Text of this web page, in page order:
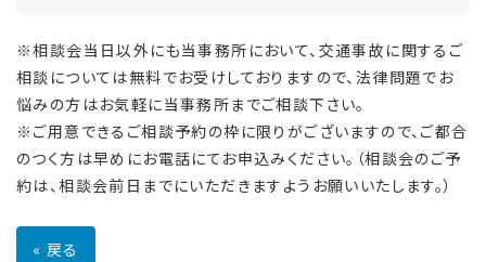
※相談会当日以外にも当事務所において、交通事故に関するご
相談については無料でお受けしておりますので、法律問題でお
悩みの方はお気軽に当事務所までご相談下さい。
※ご用意できるご相談予約の枠に限りがございますので、ご都合
のつく方は早めにお電話にてお申込みください。（相談会のご予
約は、相談会前日までにいただきますようお願いいたします。）
« 戻る